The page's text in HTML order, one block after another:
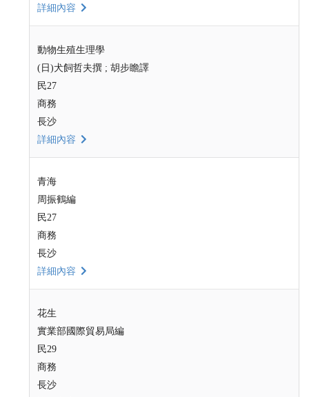
詳細內容
動物生殖生理學
(日)犬飼哲夫撰 ; 胡步瞻譯
民27
商務
長沙
詳細內容
青海
周振鶴編
民27
商務
長沙
詳細內容
花生
實業部國際貿易局編
民29
商務
長沙